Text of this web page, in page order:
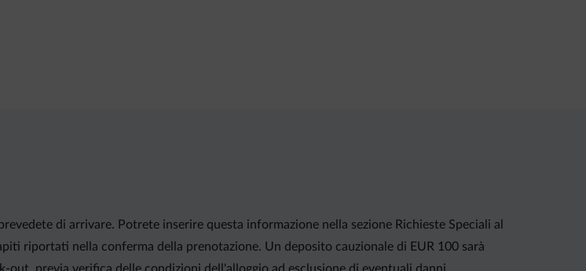
di arrivare. Potrete inserire questa informazione nella sezione Richieste Speciali al
riportati nella conferma della prenotazione. Un deposito cauzionale di EUR 100 sarà